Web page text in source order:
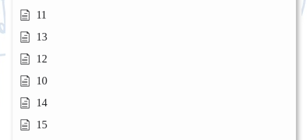
11
13
12
10
14
15